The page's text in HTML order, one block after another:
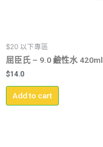
$20 以下專區
屈臣氏 – 9.0 鹼性水 420ml
$14.0
Add to cart